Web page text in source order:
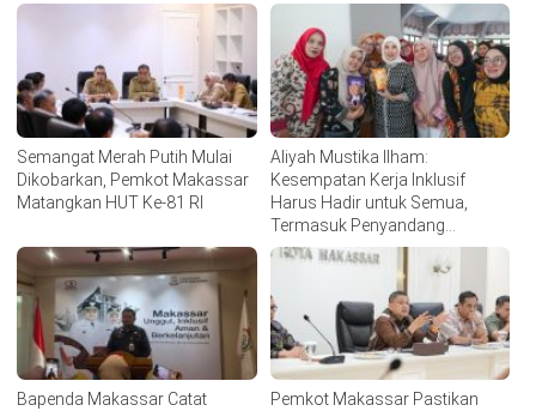
Semangat Merah Putih Mulai
Dikobarkan, Pemkot Makassar
Matangkan HUT Ke-81 RI
Aliyah Mustika Ilham:
Kesempatan Kerja Inklusif
Harus Hadir untuk Semua,
Termasuk Penyandang
Disabilitas
Bapenda Makassar Catat
Pemkot Makassar Pastikan